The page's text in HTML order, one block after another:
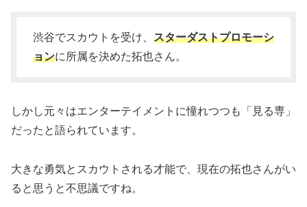
渋谷でスカウトを受け、 スターダストプロモーシ
ョンに所属を決めた拓也さん。
しかし元々はエンターテイメントに憧れつつも「見る専」
だったと語られています。
大きな勇気とスカウトされる才能で、現在の拓也さんがい
ると思うと不思議ですね。